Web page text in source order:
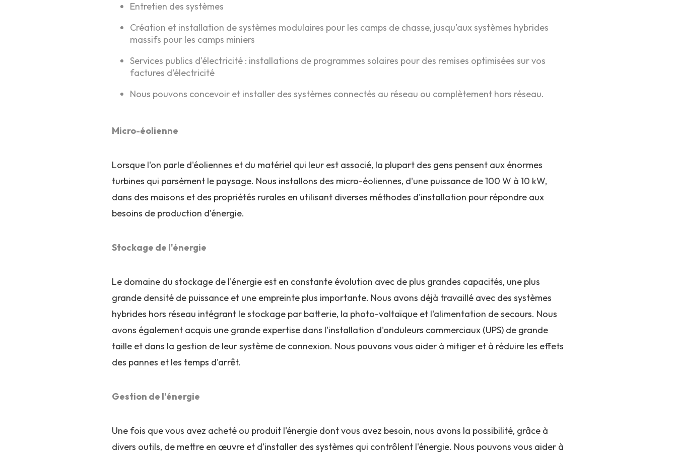
Entretien des systèmes
Création et installation de systèmes modulaires pour les camps de chasse, jusqu'aux systèmes hybrides
massifs pour les camps miniers
Services publics d'électricité : installations de programmes solaires pour des remises optimisées sur vos
factures d'électricité
Nous pouvons concevoir et installer des systèmes connectés au réseau ou complètement hors réseau.
Micro-éolienne
Lorsque l'on parle d'éoliennes et du matériel qui leur est associé, la plupart des gens pensent aux énormes
turbines qui parsèment le paysage. Nous installons des micro-éoliennes, d'une puissance de 100 W à 10 kW,
dans des maisons et des propriétés rurales en utilisant diverses méthodes d'installation pour répondre aux
besoins de production d'énergie.
Stockage de l'énergie
Le domaine du stockage de l'énergie est en constante évolution avec de plus grandes capacités, une plus
grande densité de puissance et une empreinte plus importante. Nous avons déjà travaillé avec des systèmes
hybrides hors réseau intégrant le stockage par batterie, la photo-voltaïque et l'alimentation de secours. Nous
avons également acquis une grande expertise dans l'installation d'onduleurs commerciaux (UPS) de grande
taille et dans la gestion de leur système de connexion. Nous pouvons vous aider à mitiger et à réduire les effets
des pannes et les temps d'arrêt.
Gestion de l'énergie
Une fois que vous avez acheté ou produit l'énergie dont vous avez besoin, nous avons la possibilité, grâce à
divers outils, de mettre en œuvre et d'installer des systèmes qui contrôlent l'énergie. Nous pouvons vous aider à